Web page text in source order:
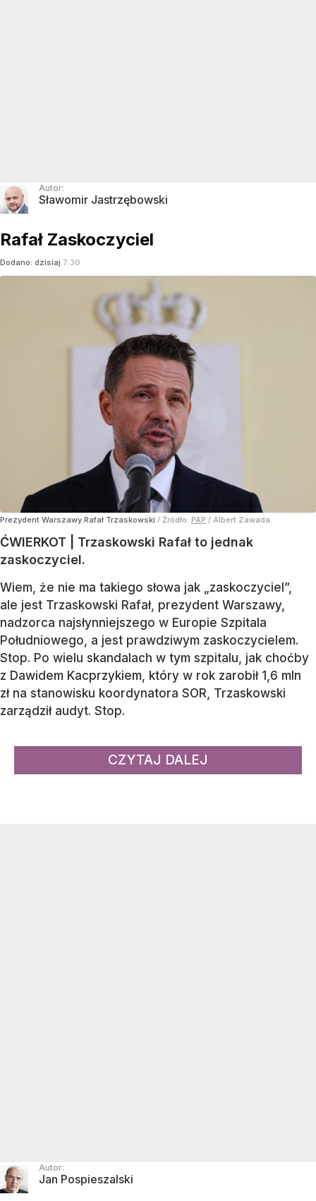
Autor:
Sławomir Jastrzębowski
Rafał Zaskoczyciel
Dodano: dzisiaj 7:30
Prezydent Warszawy Rafał Trzaskowski / Źródło: PAP / Albert Zawada
ĆWIERKOT | Trzaskowski Rafał to jednak
zaskoczyciel.
Wiem, że nie ma takiego słowa jak „zaskoczyciel”,
ale jest Trzaskowski Rafał, prezydent Warszawy,
nadzorca najsłynniejszego w Europie Szpitala
Południowego, a jest prawdziwym zaskoczycielem.
Stop. Po wielu skandalach w tym szpitalu, jak choćby
z Dawidem Kacprzykiem, który w rok zarobił 1,6 mln
zł na stanowisku koordynatora SOR, Trzaskowski
zarządził audyt. Stop.
CZYTAJ DALEJ
Autor:
Jan Pospieszalski